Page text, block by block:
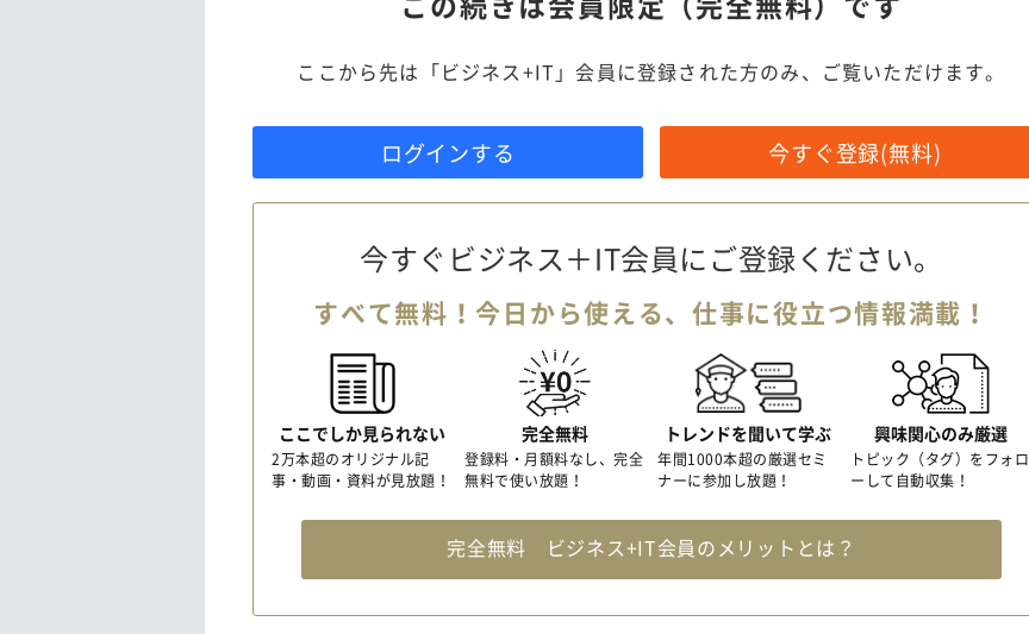
ここから先は「ビジネス+IT」会員に登録された方のみ、ご覧いただけます。
ログインする 今すぐ登録(無料)
今すぐビジネス＋IT会員にご登録ください。
すべて無料！今日から使える、仕事に役立つ情報満載！
ここでしか見られない
2万本超のオリジナル記
事・動画・資料が見放題！
完全無料
登録料・月額料なし、完全
無料で使い放題！
トレンドを聞いて学ぶ
年間1000本超の厳選セミ
ナーに参加し放題！
興味関心のみ厳選
トピック（タグ）をフォロ
ーして自動収集！
完全無料 ビジネス+IT会員のメリットとは？